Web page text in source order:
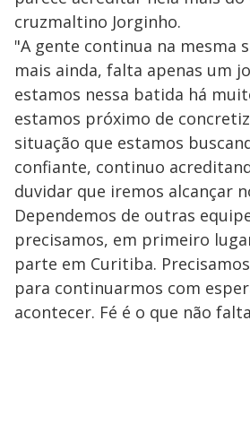
cruzmaltino Jorginho.
"A gente continua na mesma
mais ainda, falta apenas um
estamos nessa batida há
estamos próximo de
situação que estamos
confiante, continuo
duvidar que iremos alcançar
Dependemos de outras
precisamos, em primeiro
parte em Curitiba.
para continuarmos com
acontecer. Fé é o que não